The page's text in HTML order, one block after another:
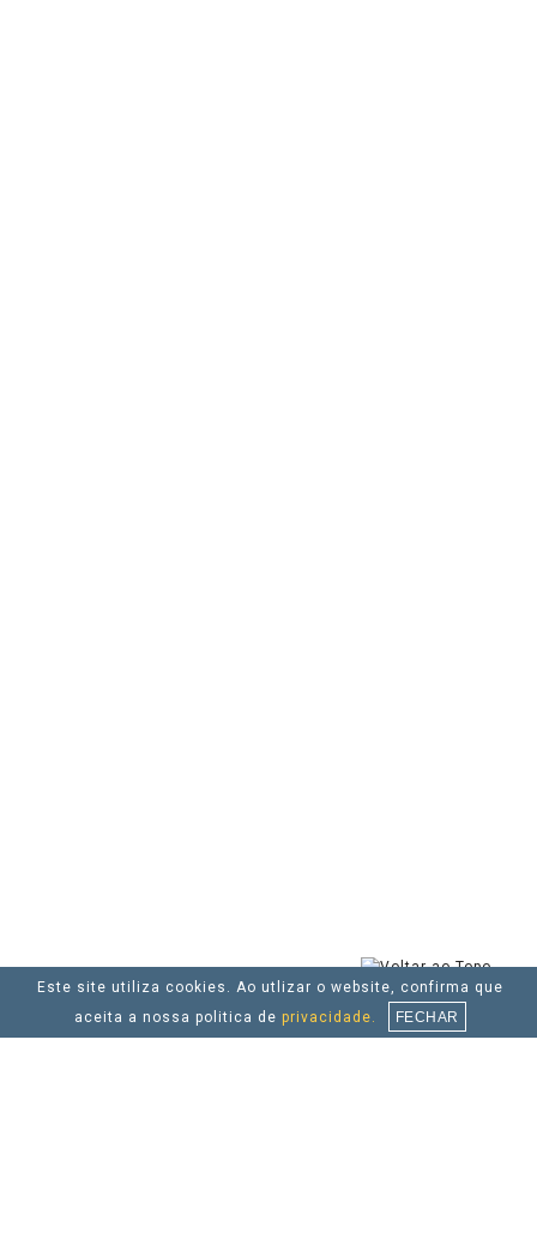
Este site utiliza cookies. Ao utlizar o website, confirma que
aceita a nossa politica de privacidade. FECHAR